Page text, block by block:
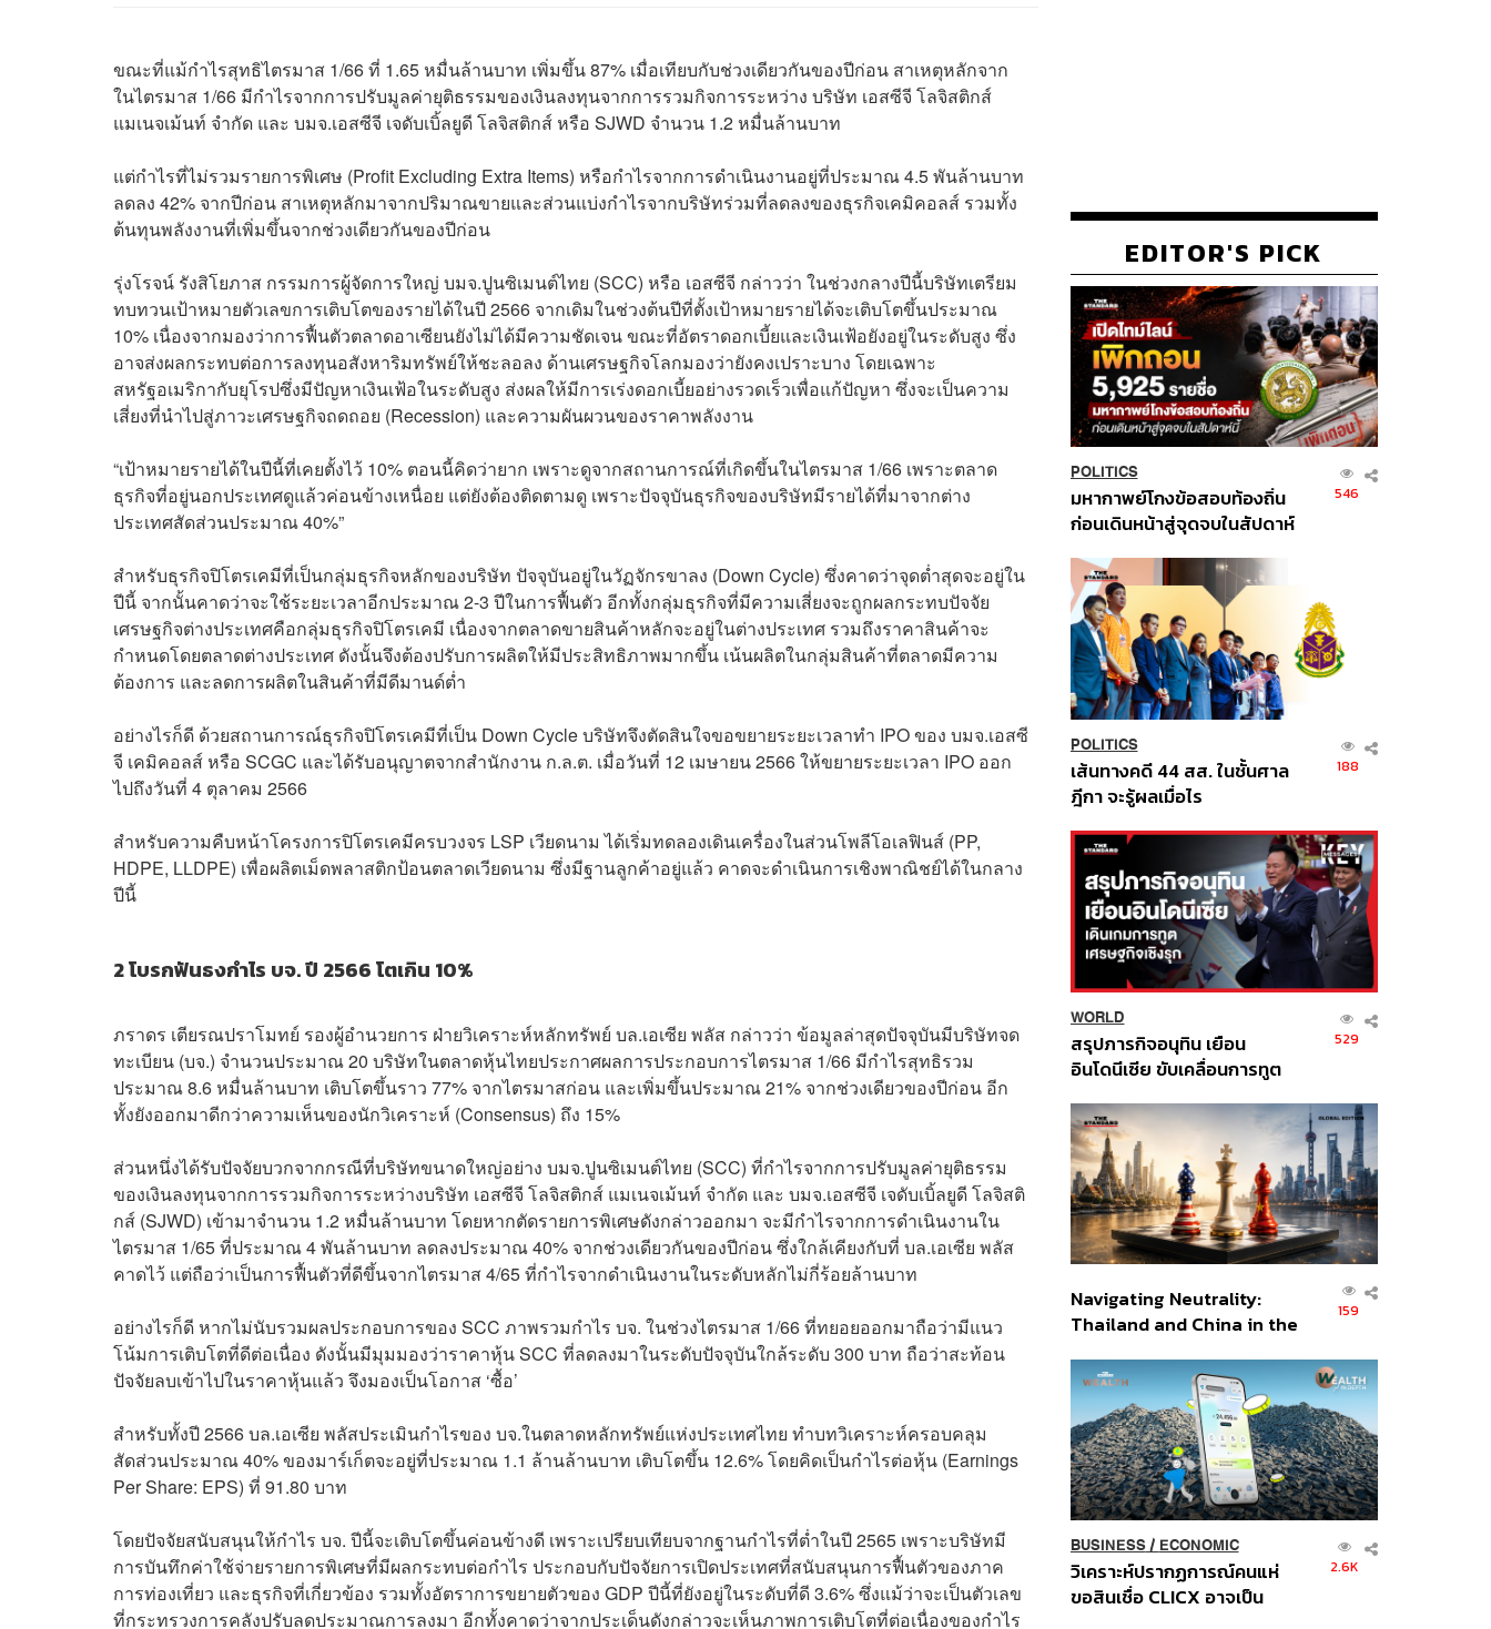
ขณะที่แม้กำไรสุทธิไตรมาส 1/66 ที่ 1.65 หมื่นล้านบาท เพิ่มขึ้น 87% เมื่อเทียบกับช่วงเดียวกันของปีก่อน สาเหตุหลักจาก
ในไตรมาส 1/66 มีกำไรจากการปรับมูลค่ายุติธรรมของเงินลงทุนจากการรวมกิจการระหว่าง บริษัท เอสซีจี โลจิสติกส์
แมเนจเม้นท์ จำกัด และ บมจ.เอสซีจี เจดับเบิ้ลยูดี โลจิสติกส์ หรือ SJWD จำนวน 1.2 หมื่นล้านบาท
แต่กำไรที่ไม่รวมรายการพิเศษ (Profit Excluding Extra Items) หรือกำไรจากการดำเนินงานอยู่ที่ประมาณ 4.5 พันล้านบาท
ลดลง 42% จากปีก่อน สาเหตุหลักมาจากปริมาณขายและส่วนแบ่งกำไรจากบริษัทร่วมที่ลดลงของธุรกิจเคมิคอลส์ รวมทั้ง
ต้นทุนพลังงานที่เพิ่มขึ้นจากช่วงเดียวกันของปีก่อน
รุ่งโรจน์ รังสิโยภาส กรรมการผู้จัดการใหญ่ บมจ.ปูนซิเมนต์ไทย (SCC) หรือ เอสซีจี กล่าวว่า ในช่วงกลางปีนี้บริษัทเตรียม
ทบทวนเป้าหมายตัวเลขการเติบโตของรายได้ในปี 2566 จากเดิมในช่วงต้นปีที่ตั้งเป้าหมายรายได้จะเติบโตขึ้นประมาณ
10% เนื่องจากมองว่าการฟื้นตัวตลาดอาเซียนยังไม่ได้มีความชัดเจน ขณะที่อัตราดอกเบี้ยและเงินเฟ้อยังอยู่ในระดับสูง ซึ่ง
อาจส่งผลกระทบต่อการลงทุนอสังหาริมทรัพย์ให้ชะลอลง ด้านเศรษฐกิจโลกมองว่ายังคงเปราะบาง โดยเฉพาะ
สหรัฐอเมริกากับยุโรปซึ่งมีปัญหาเงินเฟ้อในระดับสูง ส่งผลให้มีการเร่งดอกเบี้ยอย่างรวดเร็วเพื่อแก้ปัญหา ซึ่งจะเป็นความ
เสี่ยงที่นำไปสู่ภาวะเศรษฐกิจถดถอย (Recession) และความผันผวนของราคาพลังงาน
“เป้าหมายรายได้ในปีนี้ที่เคยตั้งไว้ 10% ตอนนี้คิดว่ายาก เพราะดูจากสถานการณ์ที่เกิดขึ้นในไตรมาส 1/66 เพราะตลาด
ธุรกิจที่อยู่นอกประเทศดูแล้วค่อนข้างเหนื่อย แต่ยังต้องติดตามดู เพราะปัจจุบันธุรกิจของบริษัทมีรายได้ที่มาจากต่าง
ประเทศสัดส่วนประมาณ 40%”
สำหรับธุรกิจปิโตรเคมีที่เป็นกลุ่มธุรกิจหลักของบริษัท ปัจจุบันอยู่ในวัฏจักรขาลง (Down Cycle) ซึ่งคาดว่าจุดต่ำสุดจะอยู่ใน
ปีนี้ จากนั้นคาดว่าจะใช้ระยะเวลาอีกประมาณ 2-3 ปีในการฟื้นตัว อีกทั้งกลุ่มธุรกิจที่มีความเสี่ยงจะถูกผลกระทบปัจจัย
เศรษฐกิจต่างประเทศคือกลุ่มธุรกิจปิโตรเคมี เนื่องจากตลาดขายสินค้าหลักจะอยู่ในต่างประเทศ รวมถึงราคาสินค้าจะ
กำหนดโดยตลาดต่างประเทศ ดังนั้นจึงต้องปรับการผลิตให้มีประสิทธิภาพมากขึ้น เน้นผลิตในกลุ่มสินค้าที่ตลาดมีความ
ต้องการ และลดการผลิตในสินค้าที่มีดีมานด์ต่ำ
อย่างไรก็ดี ด้วยสถานการณ์ธุรกิจปิโตรเคมีที่เป็น Down Cycle บริษัทจึงตัดสินใจขอขยายระยะเวลาทำ IPO ของ บมจ.เอสซี
จี เคมิคอลส์ หรือ SCGC และได้รับอนุญาตจากสำนักงาน ก.ล.ต. เมื่อวันที่ 12 เมษายน 2566 ให้ขยายระยะเวลา IPO ออก
ไปถึงวันที่ 4 ตุลาคม 2566
สำหรับความคืบหน้าโครงการปิโตรเคมีครบวงจร LSP เวียดนาม ได้เริ่มทดลองเดินเครื่องในส่วนโพลีโอเลฟินส์ (PP,
HDPE, LLDPE) เพื่อผลิตเม็ดพลาสติกป้อนตลาดเวียดนาม ซึ่งมีฐานลูกค้าอยู่แล้ว คาดจะดำเนินการเชิงพาณิชย์ได้ในกลาง
ปีนี้
2 โบรกฟันธงกำไร บจ. ปี 2566 โตเกิน 10%
ภราดร เตียรณปราโมทย์ รองผู้อำนวยการ ฝ่ายวิเคราะห์หลักทรัพย์ บล.เอเซีย พลัส กล่าวว่า ข้อมูลล่าสุดปัจจุบันมีบริษัทจด
ทะเบียน (บจ.) จำนวนประมาณ 20 บริษัทในตลาดหุ้นไทยประกาศผลการประกอบการไตรมาส 1/66 มีกำไรสุทธิรวม
ประมาณ 8.6 หมื่นล้านบาท เติบโตขึ้นราว 77% จากไตรมาสก่อน และเพิ่มขึ้นประมาณ 21% จากช่วงเดียวของปีก่อน อีก
ทั้งยังออกมาดีกว่าความเห็นของนักวิเคราะห์ (Consensus) ถึง 15%
ส่วนหนึ่งได้รับปัจจัยบวกจากกรณีที่บริษัทขนาดใหญ่อย่าง บมจ.ปูนซิเมนต์ไทย (SCC) ที่กำไรจากการปรับมูลค่ายุติธรรม
ของเงินลงทุนจากการรวมกิจการระหว่างบริษัท เอสซีจี โลจิสติกส์ แมเนจเม้นท์ จำกัด และ บมจ.เอสซีจี เจดับเบิ้ลยูดี โลจิสติ
กส์ (SJWD) เข้ามาจำนวน 1.2 หมื่นล้านบาท โดยหากตัดรายการพิเศษดังกล่าวออกมา จะมีกำไรจากการดำเนินงานใน
ไตรมาส 1/65 ที่ประมาณ 4 พันล้านบาท ลดลงประมาณ 40% จากช่วงเดียวกันของปีก่อน ซึ่งใกล้เคียงกับที่ บล.เอเซีย พลัส
คาดไว้ แต่ถือว่าเป็นการฟื้นตัวที่ดีขึ้นจากไตรมาส 4/65 ที่กำไรจากดำเนินงานในระดับหลักไม่กี่ร้อยล้านบาท
อย่างไรก็ดี หากไม่นับรวมผลประกอบการของ SCC ภาพรวมกำไร บจ. ในช่วงไตรมาส 1/66 ที่ทยอยออกมาถือว่ามีแนว
โน้มการเติบโตที่ดีต่อเนื่อง ดังนั้นมีมุมมองว่าราคาหุ้น SCC ที่ลดลงมาในระดับปัจจุบันใกล้ระดับ 300 บาท ถือว่าสะท้อน
ปัจจัยลบเข้าไปในราคาหุ้นแล้ว จึงมองเป็นโอกาส ‘ซื้อ’
สำหรับทั้งปี 2566 บล.เอเซีย พลัสประเมินกำไรของ บจ.ในตลาดหลักทรัพย์แห่งประเทศไทย ทำบทวิเคราะห์ครอบคลุม
สัดส่วนประมาณ 40% ของมาร์เก็ตจะอยู่ที่ประมาณ 1.1 ล้านล้านบาท เติบโตขึ้น 12.6% โดยคิดเป็นกำไรต่อหุ้น (Earnings
Per Share: EPS) ที่ 91.80 บาท
โดยปัจจัยสนับสนุนให้กำไร บจ. ปีนี้จะเติบโตขึ้นค่อนข้างดี เพราะเปรียบเทียบจากฐานกำไรที่ต่ำในปี 2565 เพราะบริษัทมี
การบันทึกค่าใช้จ่ายรายการพิเศษที่มีผลกระทบต่อกำไร ประกอบกับปัจจัยการเปิดประเทศที่สนับสนุนการฟื้นตัวของภาค
การท่องเที่ยว และธุรกิจที่เกี่ยวข้อง รวมทั้งอัตราการขยายตัวของ GDP ปีนี้ที่ยังอยู่ในระดับที่ดี 3.6% ซึ่งแม้ว่าจะเป็นตัวเลข
ที่กระทรวงการคลังปรับลดประมาณการลงมา อีกทั้งคาดว่าจากประเด็นดังกล่าวจะเห็นภาพการเติบโตที่ต่อเนื่องของกำไร
EDITOR'S PICK
POLITICS
มหากาพย์โกงข้อสอบท้องถิ่น
ก่อนเดินหน้าสู่จุดจบในสัปดาห์
546
POLITICS
เส้นทางคดี 44 สส. ในชั้นศาล
ฎีกา จะรู้ผลเมื่อไร
188
WORLD
สรุปภารกิจอนุทิน เยือน
อินโดนีเซีย ขับเคลื่อนการทูต
ส่วนยุทธศาสตร์ไทย –
อินโดนีเซีย
529
Navigating Neutrality:
Thailand and China in the
Order
159
BUSINESS/ ECONOMIC
วิเคราะห์ปรากฏการณ์คนแห่
ขอสินเชื่อ CLICX อาจเป็น
2.6K